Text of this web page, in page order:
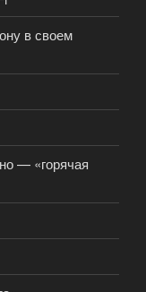
в своем
— «горячая